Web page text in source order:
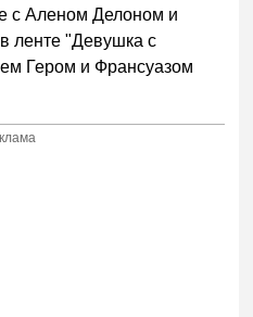
с Аленом Делоном и
ленте "Девушка с
Гером и Франсуазом